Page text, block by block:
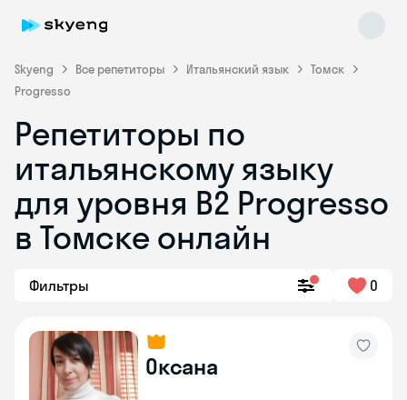
Skyeng Все репетиторы Итальянский язык
Томск
Progresso
Репетиторы по
итальянскому языку
для уровня B2 Progresso
в Томске онлайн
Фильтры 0
Оксана
Skyeng Chat